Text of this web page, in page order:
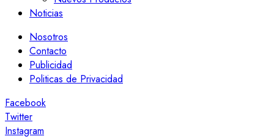
Noticias
Nosotros
Contacto
Publicidad
Politicas de Privacidad
Facebook
Twitter
Instagram